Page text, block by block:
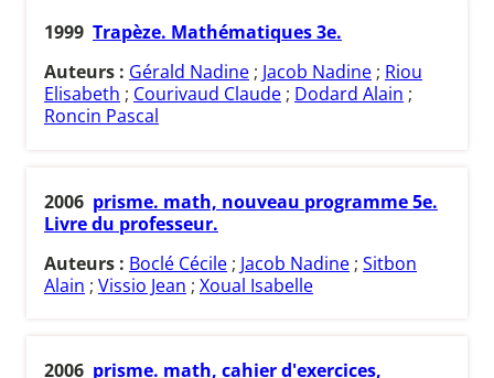
1999 Trapèze. Mathématiques 3e.
Auteurs : Gérald Nadine ; Jacob Nadine ; Riou
Elisabeth ; Courivaud Claude ; Dodard Alain ;
Roncin Pascal
2006 prisme. math, nouveau programme 5e.
Livre du professeur.
Auteurs : Boclé Cécile ; Jacob Nadine ; Sitbon
Alain ; Vissio Jean ; Xoual Isabelle
2006 prisme. math, cahier d'exercices,